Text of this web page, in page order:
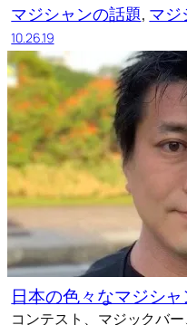
マジシャンの話題, マジ
10.26.19
日本の色々なマジシ
コンテスト、マジックバ